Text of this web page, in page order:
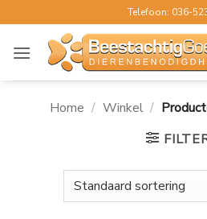
naar
inhoud
Telefoon: 036-
Home / Winkel /